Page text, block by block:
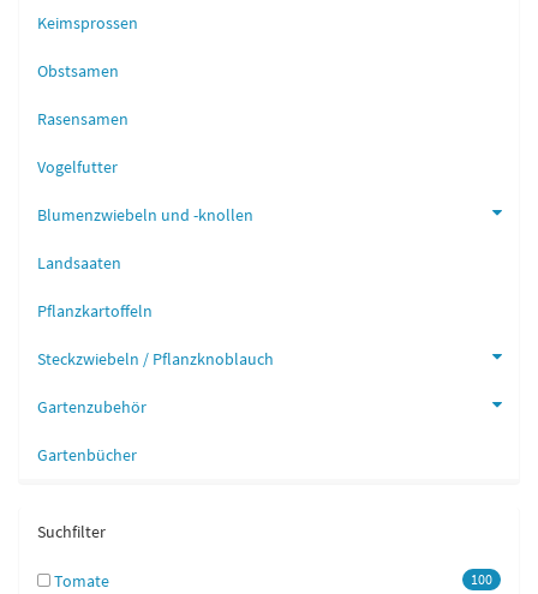
Keimsprossen
Obstsamen
Rasensamen
Vogelfutter
Blumenzwiebeln und -knollen
Landsaaten
Pflanzkartoffeln
Steckzwiebeln / Pflanzknoblauch
Gartenzubehör
Gartenbücher
Suchfilter
100
Tomate